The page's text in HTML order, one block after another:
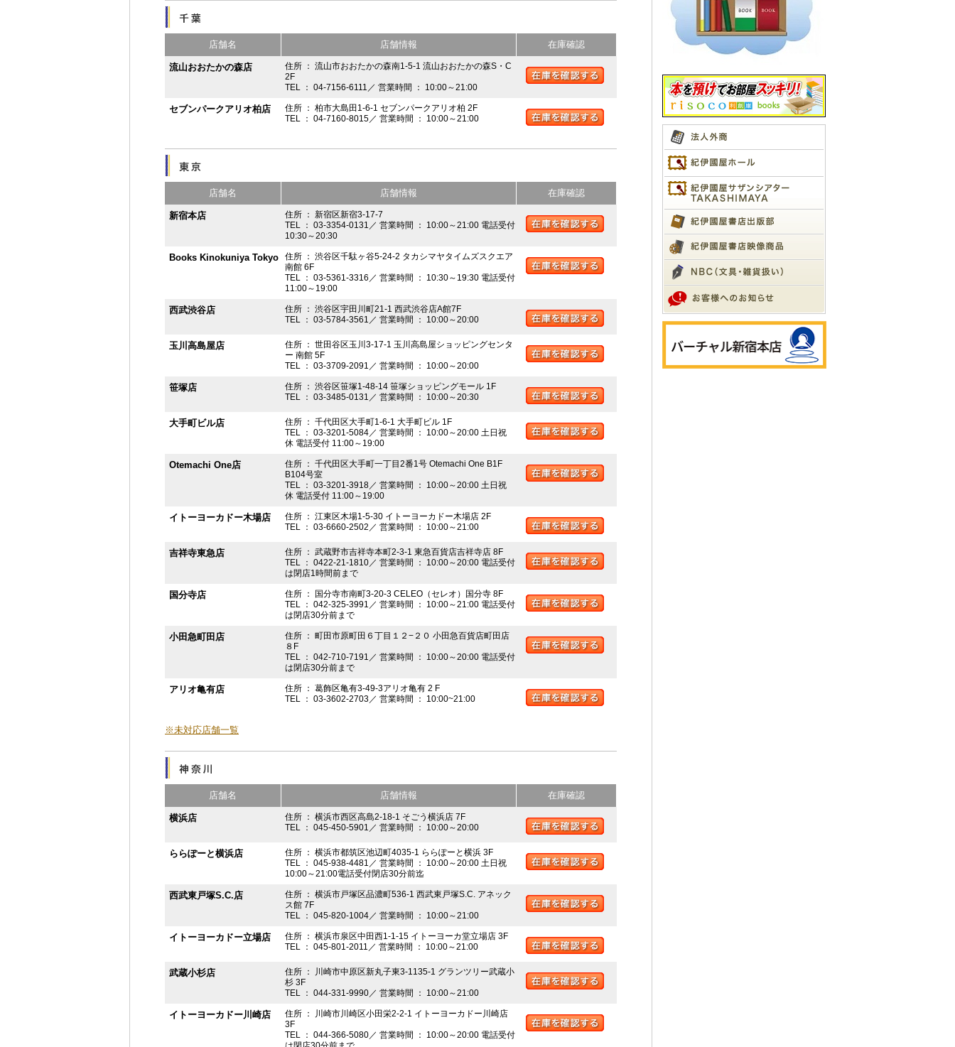
店舗名 店舗情報 在庫確認
流山おおたかの森店
住所 ： 流山市おおたかの森南1-5-1 流山おおたかの森S・C
2F
TEL ： 04-7156-6111／ 営業時間 ： 10:00～21:00
セブンパークアリオ柏店
住所 ： 柏市大島田1-6-1 セブンパークアリオ柏 2F
TEL ： 04-7160-8015／ 営業時間 ： 10:00～21:00
店舗名 店舗情報 在庫確認
新宿本店
住所 ： 新宿区新宿3-17-7
TEL ： 03-3354-0131／ 営業時間 ： 10:00～21:00 電話受付
10:30～20:30
Books Kinokuniya Tokyo
住所 ： 渋谷区千駄ヶ谷5-24-2 タカシマヤタイムズスクエア
南館 6F
TEL ： 03-5361-3316／ 営業時間 ： 10:30～19:30 電話受付
11:00～19:00
西武渋谷店
住所 ： 渋谷区宇田川町21-1 西武渋谷店A館7F
TEL ： 03-5784-3561／ 営業時間 ： 10:00～20:00
玉川高島屋店
住所 ： 世田谷区玉川3-17-1 玉川高島屋ショッピングセンタ
ー 南館 5F
TEL ： 03-3709-2091／ 営業時間 ： 10:00～20:00
笹塚店
住所 ： 渋谷区笹塚1-48-14 笹塚ショッピングモール 1F
TEL ： 03-3485-0131／ 営業時間 ： 10:00～20:30
大手町ビル店
住所 ： 千代田区大手町1-6-1 大手町ビル 1F
TEL ： 03-3201-5084／ 営業時間 ： 10:00～20:00 土日祝
休 電話受付 11:00～19:00
Otemachi One店
住所 ： 千代田区大手町一丁目2番1号 Otemachi One B1F
B104号室
TEL ： 03-3201-3918／ 営業時間 ： 10:00～20:00 土日祝
休 電話受付 11:00～19:00
イトーヨーカドー木場店
住所 ： 江東区木場1-5-30 イトーヨーカドー木場店 2F
TEL ： 03-6660-2502／ 営業時間 ： 10:00～21:00
吉祥寺東急店
住所 ： 武蔵野市吉祥寺本町2-3-1 東急百貨店吉祥寺店 8F
TEL ： 0422-21-1810／ 営業時間 ： 10:00～20:00 電話受付
は閉店1時間前まで
国分寺店
住所 ： 国分寺市南町3-20-3 CELEO（セレオ）国分寺 8F
TEL ： 042-325-3991／ 営業時間 ： 10:00～21:00 電話受付
は閉店30分前まで
小田急町田店
住所 ： 町田市原町田６丁目１２−２０ 小田急百貨店町田店
８F
TEL ： 042-710-7191／ 営業時間 ： 10:00～20:00 電話受付
は閉店30分前まで
アリオ亀有店
住所 ： 葛飾区亀有3-49-3アリオ亀有 2 F
TEL ： 03-3602-2703／ 営業時間 ： 10:00~21:00
※未対応店舗一覧
店舗名 店舗情報 在庫確認
横浜店
住所 ： 横浜市西区高島2-18-1 そごう横浜店 7F
TEL ： 045-450-5901／ 営業時間 ： 10:00～20:00
ららぽーと横浜店
住所 ： 横浜市都筑区池辺町4035-1 ららぽーと横浜 3F
TEL ： 045-938-4481／ 営業時間 ： 10:00～20:00 土日祝
10:00～21:00電話受付閉店30分前迄
西武東戸塚S.C.店
住所 ： 横浜市戸塚区品濃町536-1 西武東戸塚S.C. アネック
ス館 7F
TEL ： 045-820-1004／ 営業時間 ： 10:00～21:00
イトーヨーカドー立場店
住所 ： 横浜市泉区中田西1-1-15 イトーヨーカ堂立場店 3F
TEL ： 045-801-2011／ 営業時間 ： 10:00～21:00
武蔵小杉店
住所 ： 川崎市中原区新丸子東3-1135-1 グランツリー武蔵小
杉 3F
TEL ： 044-331-9990／ 営業時間 ： 10:00～21:00
イトーヨーカドー川崎店
住所 ： 川崎市川崎区小田栄2-2-1 イトーヨーカドー川崎店
3F
TEL ： 044-366-5080／ 営業時間 ： 10:00～20:00 電話受付